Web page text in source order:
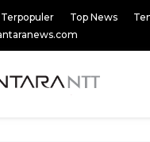
Terpopuler Top News